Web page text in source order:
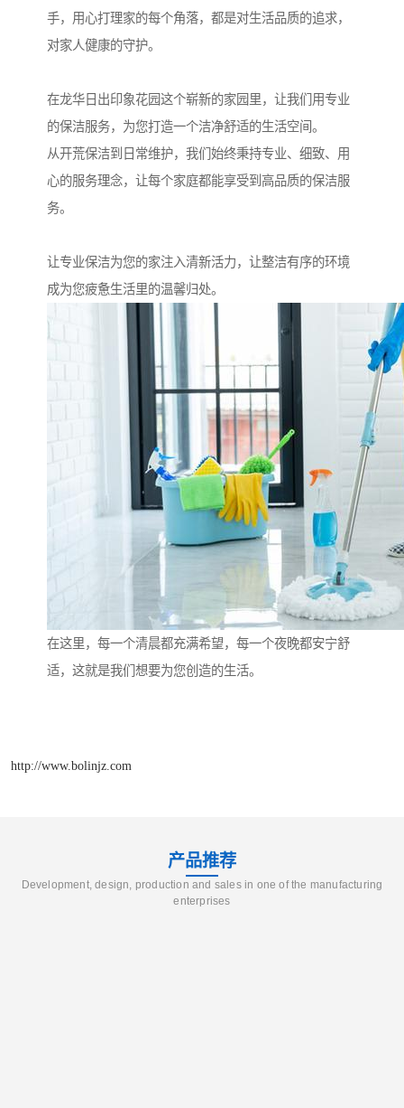
手，用心打理家的每个角落，都是对生活品质的追求，
对家人健康的守护。
在龙华日出印象花园这个崭新的家园里，让我们用专业
的保洁服务，为您打造一个洁净舒适的生活空间。
从开荒保洁到日常维护，我们始终秉持专业、细致、用
心的服务理念，让每个家庭都能享受到高品质的保洁服
务。
让专业保洁为您的家注入清新活力，让整洁有序的环境
成为您疲惫生活里的温馨归处。
在这里，每一个清晨都充满希望，每一个夜晚都安宁舒
适，这就是我们想要为您创造的生活。
http://www.bolinjz.com
产品推荐
Development, design, production and sales in one of the manufacturing
enterprises